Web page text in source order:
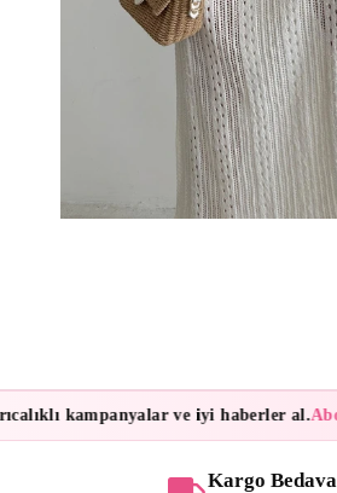
kampanyalar ve iyi haberler al.
Kargo Bedava